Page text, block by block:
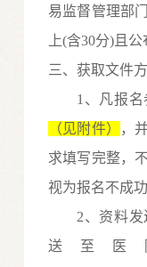
易监督管理部
上(含30分)且公
三、获取文件
1、 凡报
（见附件）
，
求填写完整，
视为报名不成功
2、资料
送至医